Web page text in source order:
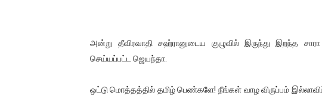
அன்று தீவிரவாதி சஹ்ரானுடைய குழுவில் இருந்து இறந்த
செய்யப்பட்ட ஜெயந்தா.
ஒட்டு மொத்தத்தில் தமிழ் பெண்களே! நீங்கள் வாழ விருப்பம்